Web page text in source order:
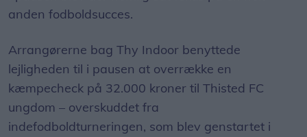
anden fodboldsucces.
Arrangørerne bag Thy Indoor benyttede
lejligheden til i pausen at overrække en
kæmpecheck på 32.000 kroner til Thisted FC
ungdom – overskuddet fra
indefodboldturneringen, som blev genstartet i